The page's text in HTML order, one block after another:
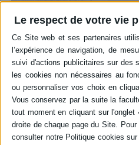
Le respect de votre vie
Noir c'est noir : les corbeaux
oiseaux Art Arts
Beaux-arts
Une plongée captivante dans l’univers